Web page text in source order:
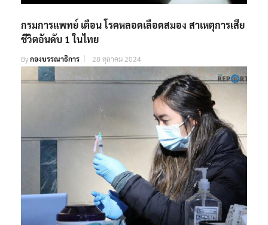
กรมการแพทย์ เตือน โรคหลอดเลือดสมอง สาเหตุการเสีย
ชีวิตอันดับ 1 ในไทย
Byกองบรรณาธิการ 28 ตุลาคม 2024